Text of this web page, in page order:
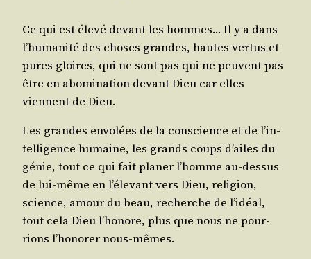
Ce qui est éle­vé devant les hommes… Il y a dans
l’hu­ma­ni­té des choses grandes, hautes ver­tus et
pures gloires, qui ne sont pas qui ne peuvent pas
être en abo­mi­na­tion devant Dieu car elles
viennent de Dieu.
Les grandes envo­lées de la conscience et de l’in­
tel­li­gence humaine, les grands coups d’ailes du
génie, tout ce qui fait pla­ner l’homme au-des­sus
de lui-même en l’é­le­vant vers Dieu, reli­gion,
science, amour du beau, recherche de l’i­déal,
tout cela Dieu l’ho­nore, plus que nous ne pour­
rions l’ho­no­rer nous-mêmes.